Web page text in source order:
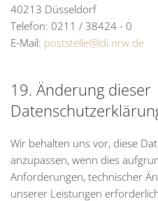
40213 Düsseldorf
Telefon: 0211 / 38424 - 0
E-Mail: poststelle@ldi.nrw.de
19. Änderung dieser
Wir behalten uns vor, diese
anzupassen, wenn dies
Anforderungen, technischer
unserer Leistungen